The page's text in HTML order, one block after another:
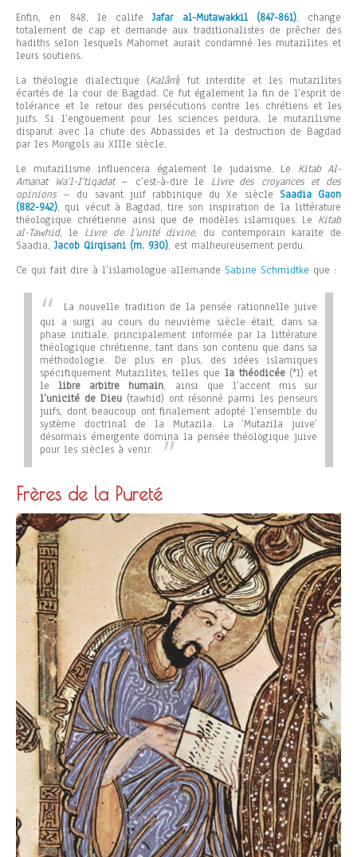
Enfin, en 848, le califeJafar al-Mutawakkil (847-861), change
totalement de cap et demande aux traditionalistes de prêcher des
hadiths selon lesquels Mahomet aurait condamné les mutazilites et
leurs soutiens.
La théologie dialectique (Kalâm) fut interdite et les mutazilites
écartés de la cour de Bagdad. Ce fut également la fin de l’esprit de
tolérance et le retour des persécutions contre les chrétiens et les
juifs. Si l’engouement pour les sciences perdura, le mutazilisme
disparut avec la chute des Abbassides et la destruction de Bagdad
par les Mongols au XIIIe siècle.
Le mutazilisme influencera également le judaïsme. Le Kitab Al-
Amanat Wa’l-I’tiqadat– c’est-à-dire le Livre des croyances et des
opinions– du savant juif rabbinique du Xe siècle Saadia Gaon
(882-942), qui vécut à Bagdad, tire son inspiration de la littérature
théologique chrétienne ainsi que de modèles islamiques. Le Kitab
al-Tawhid, le Livre de l’unité divine, du contemporain karaïte de
Saadia, Jacob Qirqisani (m. 930), est malheureusement perdu.
Ce qui fait dire à l’islamologue allemande Sabine Schmidtke que :
La nouvelle tradition de la pensée rationnelle juive
qui a surgi au cours du neuvième siècle était, dans sa
phase initiale, principalement informée par la littérature
théologique chrétienne, tant dans son contenu que dans sa
méthodologie. De plus en plus, des idées islamiques
spécifiquement Mutazilites, telles que la théodicée(*1) et
lelibre arbitre humain, ainsi que l’accent mis sur
l’unicité de Dieu (tawhïd) ont résonné parmi les penseurs
juifs, dont beaucoup ont finalement adopté l’ensemble du
système doctrinal de la Mutazila. La ’Mutazila juive’
désormais émergente domina la pensée théologique juive
pour les siècles à venir.
Frères de la Pureté